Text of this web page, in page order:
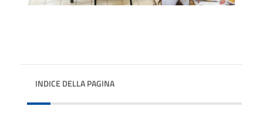
INDICE DELLA PAGINA